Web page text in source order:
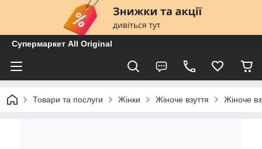
Супермаркет All Original
Товари та послуги Жінки Жіноче взуття Жіноче